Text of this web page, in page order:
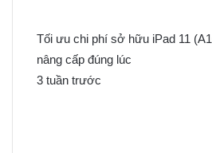
Tối ưu chi phí sở hữu iPad 11
nâng cấp đúng lúc
3 tuần trước